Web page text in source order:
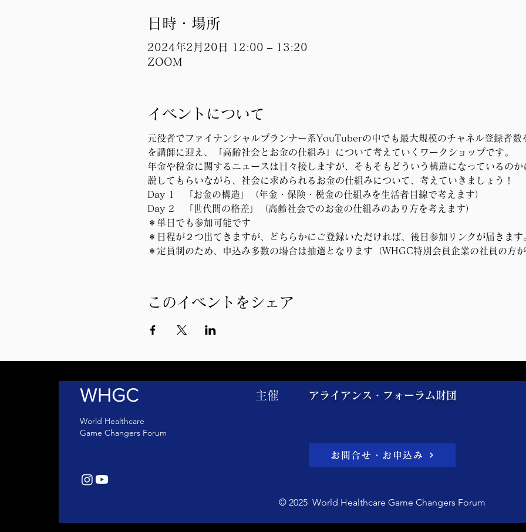
日時・場所
2024年2月20日 12:00 – 13:20
ZOOM
イベントについて
元役者でファイナンシャルプランナー系YouTuberの中でも最大規模のチャネル登録者数
を講師に迎え、「高齢社会とお金の仕組み」について考えていくワークショップです。
年金や税金に関するニュースは日々接しますが、そもそもどういう構造になっているの
説してもらいながら、社会に求められるお金の仕組みについて、考えていきましょう！
Day 1　「お金の構造」（年金・保険・税金の仕組みを生活者目線で考えます）
Day 2　「世代間の格差」（高齢社会でのお金の仕組みのあり方を考えます）
＊単日でも参加可能です
＊日程が２つ出てきますが、どちらかにご登録いただければ、後日参加リンクが届きます
＊定員制のため、申込み多数の場合は抽選となります（WHGC特別会員企業の社員の方
このイベントをシェア
WHGC
World Healthcare
Game Changers Forum
主催 アライアンス・フォーラム財団
お問合せ・お申込み
©︎ 2025 World Healthcare Game Changers Forum